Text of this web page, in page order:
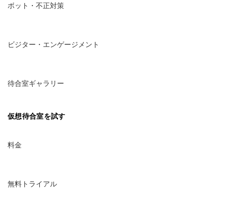
ボット・不正対策
ビジター・エンゲージメント
待合室ギャラリー
仮想待合室を試す
料金
無料トライアル